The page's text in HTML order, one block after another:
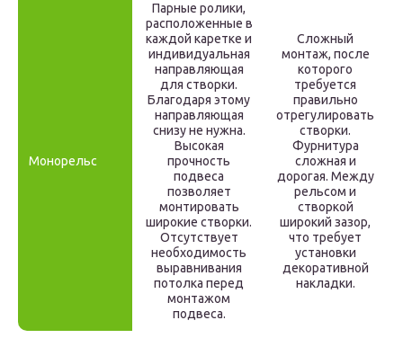
Монорельс
Парные ролики,
расположенные в
каждой каретке и
индивидуальная
направляющая
для створки.
Благодаря этому
направляющая
снизу не нужна.
Высокая
прочность
подвеса
позволяет
монтировать
широкие створки.
Отсутствует
необходимость
выравнивания
потолка перед
монтажом
подвеса.
Сложный
монтаж, после
которого
требуется
правильно
отрегулировать
створки.
Фурнитура
сложная и
дорогая. Между
рельсом и
створкой
широкий зазор,
что требует
установки
декоративной
накладки.